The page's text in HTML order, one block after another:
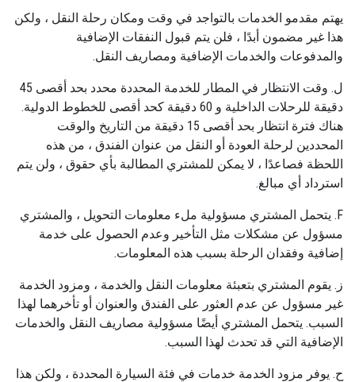
يهتم مقدمو الخدمات بالتواجد في وقت ومكان رحلة النقل ، ولكن
هذا غير مضمون أبدًا ، فلن يتم قبول النفقات الإضافية
والمدفوعات والخدمات الإضافية ومصاريف النقل.
ل. وقت الانتظار في المطار للخدمة المحددة محدد بحد أقصى 45
دقيقة للرحلات الداخلية و 60 دقيقة كحد أقصى للخطوط الدولية.
هناك فترة انتظار بحد أقصى 15 دقيقة من التاريخ والوقت
المحددين لرحلة العودة أو النقل من عنوان الفندق ، من هذه
اللحظة فصاعدًا ، لا يمكن للمشتري المطالبة بأي حقوق ، ولن يتم
استرداد أي مبالغ.
F. يتحمل المشتري مسؤولية ملء معلومات التحويل ، والمشتري
مسؤول عن مشكلات مثل التأخير وعدم الحصول على خدمة
إضافية وفقدان الرحلة بسبب هذه المعلومات.
ز. يقوم المشتري بتعبئة معلومات النقل والخدمة ، ومزود الخدمة
غير مسؤول عن عدم العثور على الفندق والعنوان أو تأخرهما لهذا
السبب. يتحمل المشتري أيضًا مسؤولية مصاريف النقل والخدمات
الإضافية التي قد تحدث لهذا السبب.
ح. يوفر مزود الخدمة خدمات في فئة السيارة المحددة ، ولكن هذا